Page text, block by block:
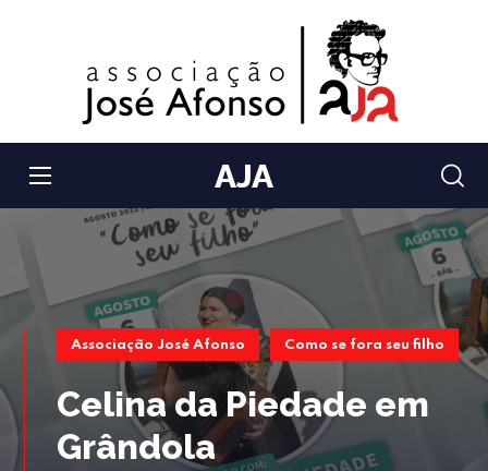
AJA
Associação José Afonso Como se fora seu filho
Celina da Piedade em
Grândola